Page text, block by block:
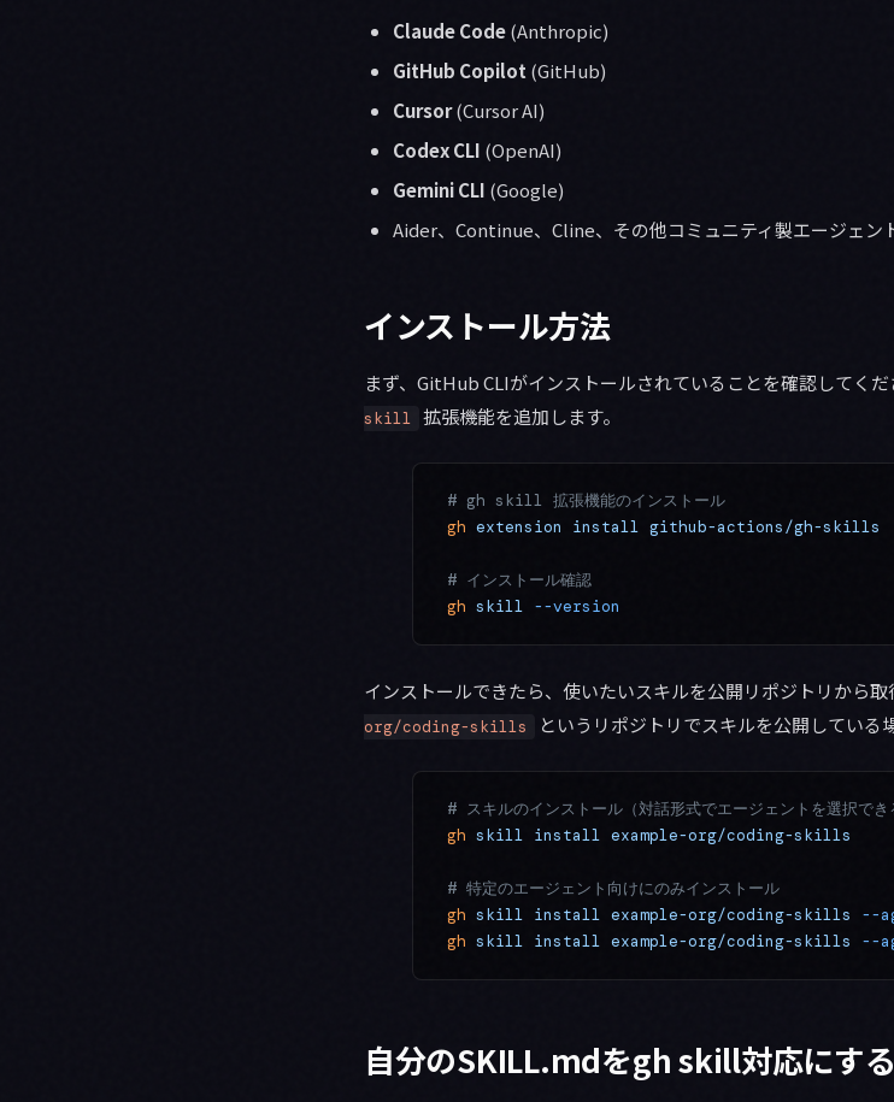
Claude Code(Anthropic)
GitHub Copilot (GitHub)
Cursor(Cursor AI)
Codex CLI (OpenAI)
Gemini CLI (Google)
Aider、Continue、Cline、その他コミュニティ製エージェン
インストール方法
まず、GitHub CLIがインストールされていることを確認してく
skill 拡張機能を追加します。
# gh skill 拡張機能のインストール
gh extension install github-actions/gh-skills
# インストール確認
gh skill --version
インストールできたら、使いたいスキルを公開リポジトリから
org/coding-skills
というリポジトリでスキルを公開している
# スキルのインストール（対話形式でエージェントを選択でき
gh skill install example-org/coding-skills
# 特定のエージェント向けにのみインストール
gh skill install example-org/coding-skills --
gh skill install example-org/coding-skills --
自分のSKILL.mdをgh skill対応にする